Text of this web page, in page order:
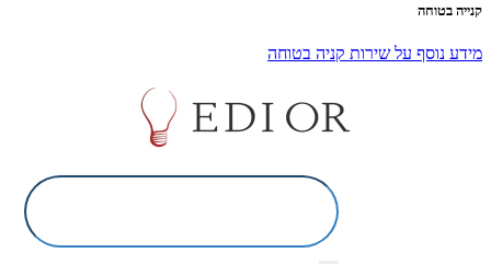
קנייה בטוחה
מידע נוסף על שירות קניה בטוחה